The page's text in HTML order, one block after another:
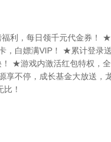
利，每日领千元代金券！
白嫖满VIP！ ★累计登录
★游戏内激活红包特权，
不停，成长基金大放送，
！